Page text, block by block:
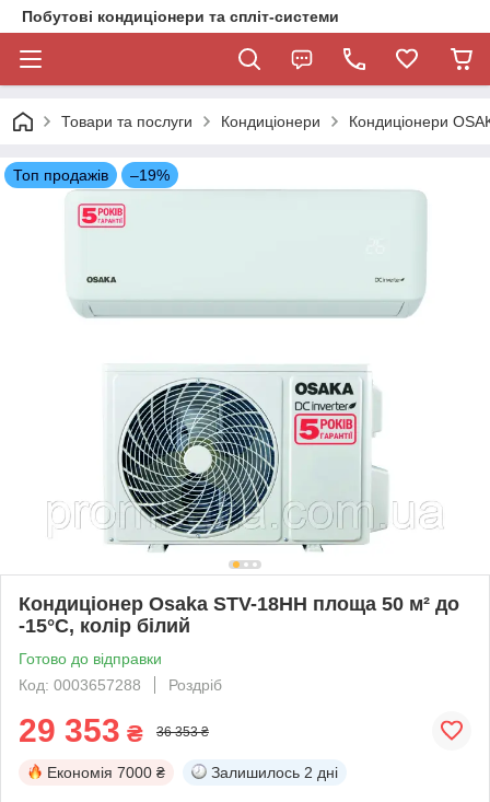
Побутові кондиціонери та спліт-системи
Товари та послуги Кондиціонери Кондиціонери
Топ продажів –19%
Кондиціонер Osaka STV-18HH площа 50 м² до
-15°C, колір білий
Готово до відправки
Код: 0003657288
Роздріб
29 353 ₴ 36 353 ₴
Економія 7000 ₴ Залишилось 2 дні